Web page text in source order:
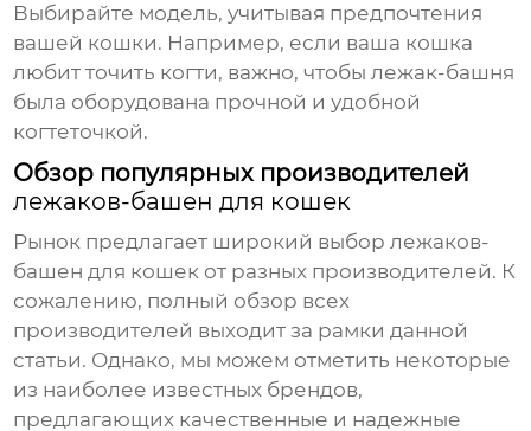
Выбирайте модель, учитывая предпочтения
вашей кошки. Например, если ваша кошка
любит точить когти, важно, чтобылежак-башня
была оборудована прочной и удобной
когтеточкой.
Обзор популярных производителей
лежаков-башен для кошек
Рынок предлагает широкий выборлежаков-
башен для кошек от разных производителей. К
сожалению, полный обзор всех
производителей выходит за рамки данной
статьи. Однако, мы можем отметить некоторые
из наиболее известных брендов,
предлагающих качественные и надежные